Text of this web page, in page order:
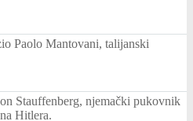
Paolo Mantovani, talijanski
Stauffenberg, njemački pukovnik
Hitlera.